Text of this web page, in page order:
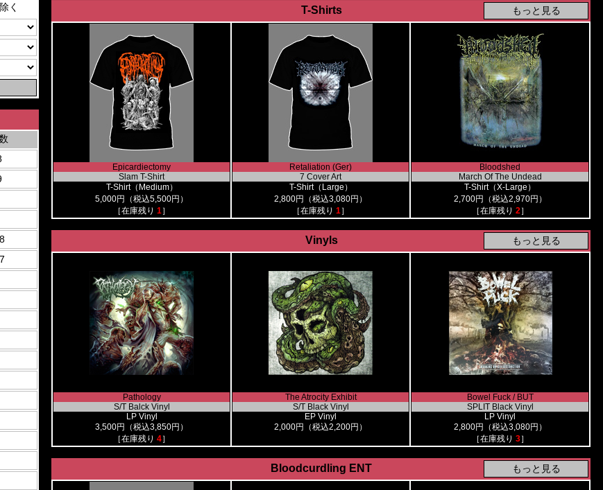
く T-Shirts
Epicardiectomy
Slam T-Shirt
T-Shirt（Medium）
5,000円（税込5,500円）
［在庫残り 1］
Retaliation (Ger)
7 Cover Art
T-Shirt（Large）
2,800円（税込3,080円）
［在庫残り 1］
Bloodshed
March Of The Undead
T-Shirt（X-Large）
2,700円（税込2,970円）
［在庫残り 2］
Vinyls
Pathology
S/T Balck Vinyl
LP Vinyl
3,500円（税込3,850円）
［在庫残り 4］
The Atrocity Exhibit
S/T Black Vinyl
EP Vinyl
2,000円（税込2,200円）
Bowel Fuck / BUT
SPLIT Black Vinyl
LP Vinyl
2,800円（税込3,080円）
［在庫残り 3］
Bloodcurdling ENT